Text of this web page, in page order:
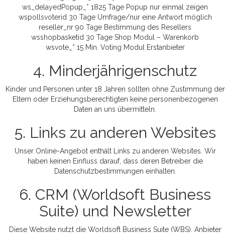
ws_delayedPopup_* 1825 Tage Popup nur einmal zeigen
wspollsvoterid 30 Tage Umfrage/nur eine Antwort möglich
reseller_nr 90 Tage Bestimmung des Resellers
wsshopbasketid 30 Tage Shop Modul – Warenkorb
wsvote_* 15 Min. Voting Modul Erstanbieter
4. Minderjährigenschutz
Kinder und Personen unter 18 Jahren sollten ohne Zustimmung der
Eltern oder Erziehungsberechtigten keine personenbezogenen
Daten an uns übermitteln.
5. Links zu anderen Websites
Unser Online-Angebot enthält Links zu anderen Websites. Wir
haben keinen Einfluss darauf, dass deren Betreiber die
Datenschutzbestimmungen einhalten.
6. CRM (Worldsoft Business
Suite) und Newsletter
Diese Website nutzt die Worldsoft Business Suite (WBS). Anbieter